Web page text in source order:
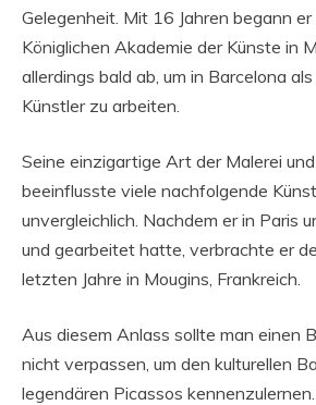
Gelegenheit. Mit 16 Jahren begann
Königlichen Akademie der Künste in
allerdings bald ab, um in Barcelona
Künstler zu arbeiten.
Seine einzigartige Art der Malerei
beeinflusste viele nachfolgende
unvergleichlich. Nachdem er in Paris
und gearbeitet hatte, verbrachte er
letzten Jahre in Mougins, Frankreich.
Aus diesem Anlass sollte man einen
nicht verpassen, um den kulturellen
legendären Picassos